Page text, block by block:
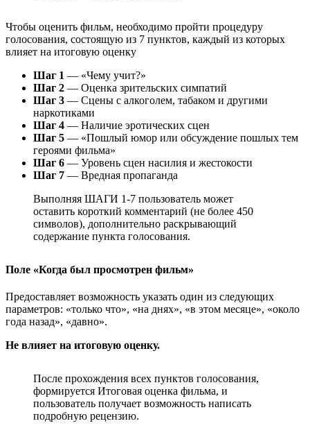
Чтобы оценить фильм, необходимо пройти процедуру
голосования, состоящую из 7 пунктов, каждый из которых
влияет на итоговую оценку
Шаг 1 — «Чему учит?»
Шаг 2 — Оценка зрительских симпатий
Шаг 3 — Сцены с алкоголем, табаком и другими
наркотиками
Шаг 4 — Наличие эротических сцен
Шаг 5 — «Пошлый юмор или обсуждение пошлых тем
героями фильма»
Шаг 6 — Уровень сцен насилия и жестокости
Шаг 7 — Вредная пропаганда
Выполняя ШАГИ 1-7 пользователь может
оставить короткий комментарий (не более 450
символов), дополнительно раскрывающий
содержание пункта голосования.
Поле «Когда был просмотрен фильм»
Предоставляет возможность указать один из следующих
параметров: «только что», «на днях», «в этом месяце», «около
года назад», «давно».
Не влияет на итоговую оценку.
После прохождения всех пунктов голосования,
формируется Итоговая оценка фильма, и
пользователь получает возможность написать
подробную рецензию.